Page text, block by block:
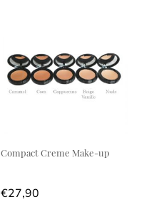
Compact Creme Make-up
€27,90